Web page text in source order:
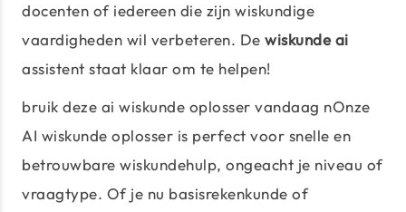
docenten of iedereen die zijn wiskundige
vaardigheden wil verbeteren. De wiskunde ai
assistent staat klaar om te helpen!
bruik deze ai wiskunde oplosser vandaag nOnze
AI wiskunde oplosser is perfect voor snelle en
betrouwbare wiskundehulp, ongeacht je niveau of
vraagtype. Of je nu basisrekenkunde of